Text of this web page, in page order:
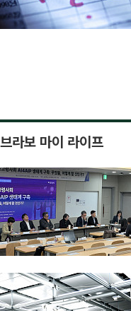
브라보 마이 라이프